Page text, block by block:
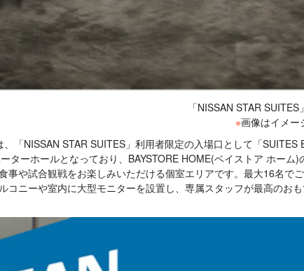
「NISSAN STAR
※画像はイメー
「NISSAN STAR SUITES」利用者限定の入場口として「
ターホールとなっており、BAYSTORE HOME(ベイストア ホー
事や試合観戦をお楽しみいただける個室エリアです。最大16名
コニーや室内に大型モニターを設置し、専属スタッフが最高の